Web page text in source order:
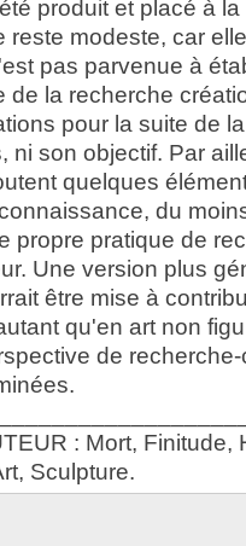
produit et placé à
reste modeste, car
pas parvenue à
de la recherche
pour la suite de
ni son objectif. Par
quelques
du
propre pratique de
Une version plus
être mise à
qu'en art non
de
: Mort, Finitude,
Sculpture.